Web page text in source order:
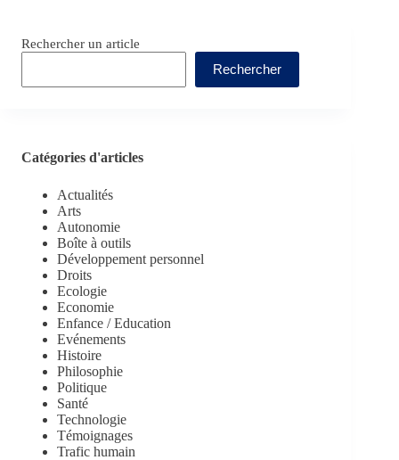
Rechercher un article
Rechercher
Catégories d'articles
Actualités
Arts
Autonomie
Boîte à outils
Développement personnel
Droits
Ecologie
Economie
Enfance / Education
Evénements
Histoire
Philosophie
Politique
Santé
Technologie
Témoignages
Trafic humain